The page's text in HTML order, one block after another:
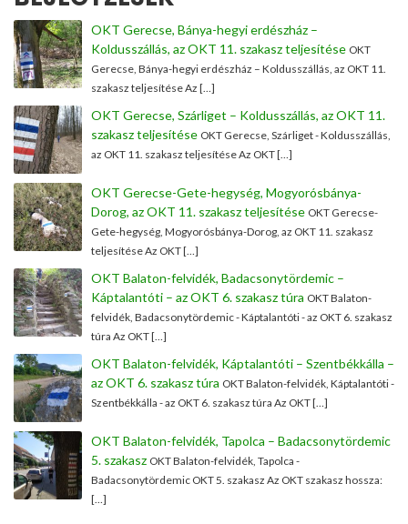
OKT Gerecse, Bánya-hegyi erdészház –
Koldusszállás, az OKT 11. szakasz teljesítése OKT
Gerecse, Bánya-hegyi erdészház – Koldusszállás, az OKT 11.
szakasz teljesítése Az […]
OKT Gerecse, Szárliget – Koldusszállás, az OKT 11.
szakasz teljesítése OKT Gerecse, Szárliget - Koldusszállás,
az OKT 11. szakasz teljesítése Az OKT […]
OKT Gerecse-Gete-hegység, Mogyorósbánya-
Dorog, az OKT 11. szakasz teljesítése OKT Gerecse-
Gete-hegység, Mogyorósbánya-Dorog, az OKT 11. szakasz
teljesítése Az OKT […]
OKT Balaton-felvidék, Badacsonytördemic –
Káptalantóti – az OKT 6. szakasz túra OKT Balaton-
felvidék, Badacsonytördemic - Káptalantóti - az OKT 6. szakasz
túra Az OKT […]
OKT Balaton-felvidék, Káptalantóti – Szentbékkálla –
az OKT 6. szakasz túra OKT Balaton-felvidék, Káptalantóti -
Szentbékkálla - az OKT 6. szakasz túra Az OKT […]
OKT Balaton-felvidék, Tapolca – Badacsonytördemic
5. szakasz OKT Balaton-felvidék, Tapolca -
Badacsonytördemic OKT 5. szakasz Az OKT szakasz hossza:
[…]